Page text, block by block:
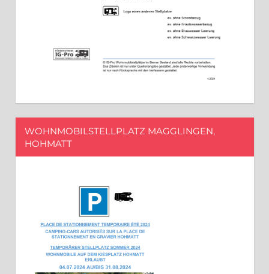
WOHNMOBILSTELLPLATZ MAGGLINGEN,
HOHMATT